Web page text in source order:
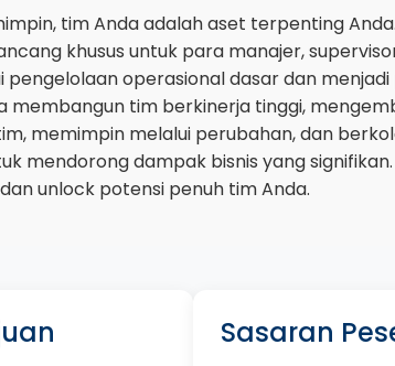
tim Anda adalah aset terpenting
khusus untuk para manajer,
pengelolaan operasional dasar dan
membangun tim berkinerja tinggi,
memimpin melalui perubahan, dan
mendorong dampak bisnis yang
unlock potensi penuh tim Anda.
Sasaran